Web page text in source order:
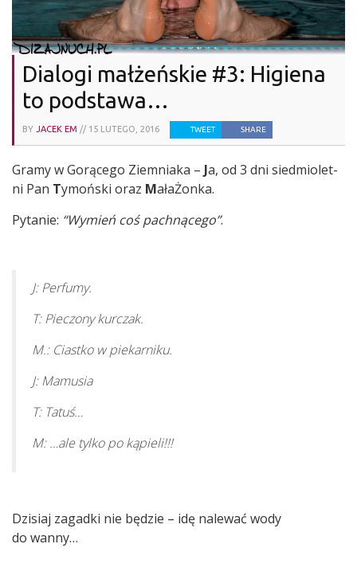
Dialogi małżeńskie #3: Higiena
to podstawa…
BY JACEK EM // 15 LUTEGO, 2016 TWEET SHARE
Gra­my w Gorą­ce­go Ziem­nia­ka – Ja, od 3 dni sied­mio­let­
ni Pan Tymoń­ski oraz Mała­Żon­ka.
Pyta­nie: “Wymień coś pach­ną­ce­go”.
J: Per­fu­my.
T: Pie­czo­ny kurczak.
M.: Ciast­ko w piekarniku.
J: Mamu­sia
T: Tatuś…
M: …ale tyl­ko po kąpieli!!!
Dzi­siaj zagad­ki nie będzie – idę nale­wać wody
do wanny…